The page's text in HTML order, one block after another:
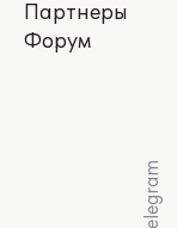
Партнеры
Форум